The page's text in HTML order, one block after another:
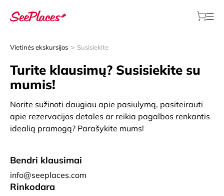
Vietinės ekskursijos > Susisiekite
Turite klausimų? Susisiekite su
mumis!
Norite sužinoti daugiau apie pasiūlymą, pasiteirauti
apie rezervacijos detales ar reikia pagalbos renkantis
idealią pramogą? Parašykite mums!
Bendri klausimai
info@seeplaces.com
Rinkodara